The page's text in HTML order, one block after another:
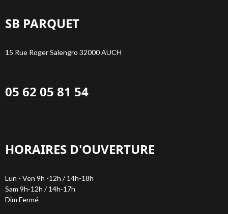
SB PARQUET
15 Rue Roger Salengro 32000 AUCH
05 62 05 81 54
HORAIRES D'OUVERTURE
Lun - Ven 9h -12h / 14h-18h
Sam 9h-12h / 14h-17h
Dim Fermé